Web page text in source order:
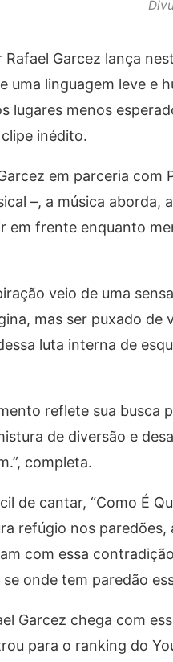
Rafael Garcez lança
uma linguagem leve e
lugares menos
clipe inédito.
em parceria com
–, a música
em frente enquanto
veio de uma
mas ser puxado de
luta interna de
reflete sua busca
de diversão e
, completa.
de cantar, “Como É
refúgio nos
com essa
onde tem paredão
Garcez chega com
para o ranking do